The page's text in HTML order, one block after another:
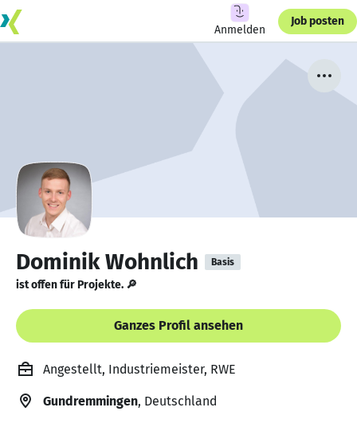
Anmelden
Job posten
Dominik Wohnlich Basis
ist offen für Projekte. 🔎
Ganzes Profil ansehen
Angestellt, Industriemeister, RWE
Gundremmingen, Deutschland